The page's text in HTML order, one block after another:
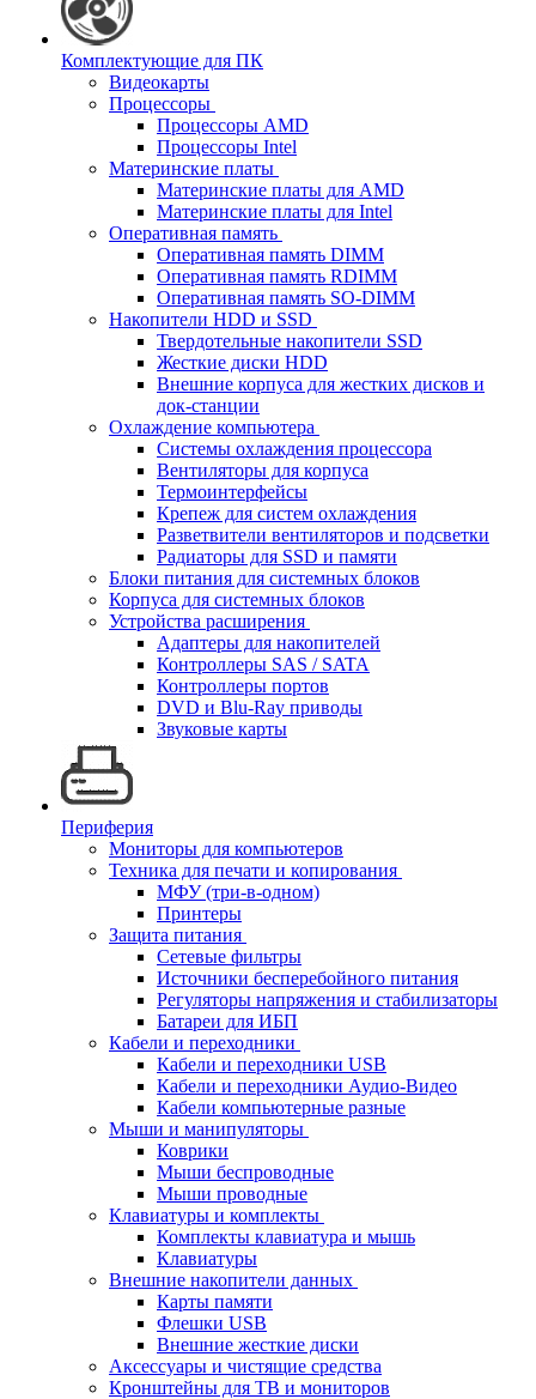
Комплектующие для ПК
Видеокарты
Процессоры
Процессоры AMD
Процессоры Intel
Материнские платы
Материнские платы для AMD
Материнские платы для Intel
Оперативная память
Оперативная память DIMM
Оперативная память RDIMM
Оперативная память SO-DIMM
Накопители HDD и SSD
Твердотельные накопители SSD
Жесткие диски HDD
Внешние корпуса для жестких дисков и
док-станции
Охлаждение компьютера
Системы охлаждения процессора
Вентиляторы для корпуса
Термоинтерфейсы
Крепеж для систем охлаждения
Разветвители вентиляторов и подсветки
Радиаторы для SSD и памяти
Блоки питания для системных блоков
Корпуса для системных блоков
Устройства расширения
Адаптеры для накопителей
Контроллеры SAS / SATA
Контроллеры портов
DVD и Blu-Ray приводы
Звуковые карты
Периферия
Мониторы для компьютеров
Техника для печати и копирования
МФУ (три-в-одном)
Принтеры
Защита питания
Сетевые фильтры
Источники бесперебойного питания
Регуляторы напряжения и стабилизаторы
Батареи для ИБП
Кабели и переходники
Кабели и переходники USB
Кабели и переходники Аудио-Видео
Кабели компьютерные разные
Мыши и манипуляторы
Коврики
Мыши беспроводные
Мыши проводные
Клавиатуры и комплекты
Комплекты клавиатура и мышь
Клавиатуры
Внешние накопители данных
Карты памяти
Флешки USB
Внешние жесткие диски
Аксессуары и чистящие средства
Кронштейны для ТВ и мониторов